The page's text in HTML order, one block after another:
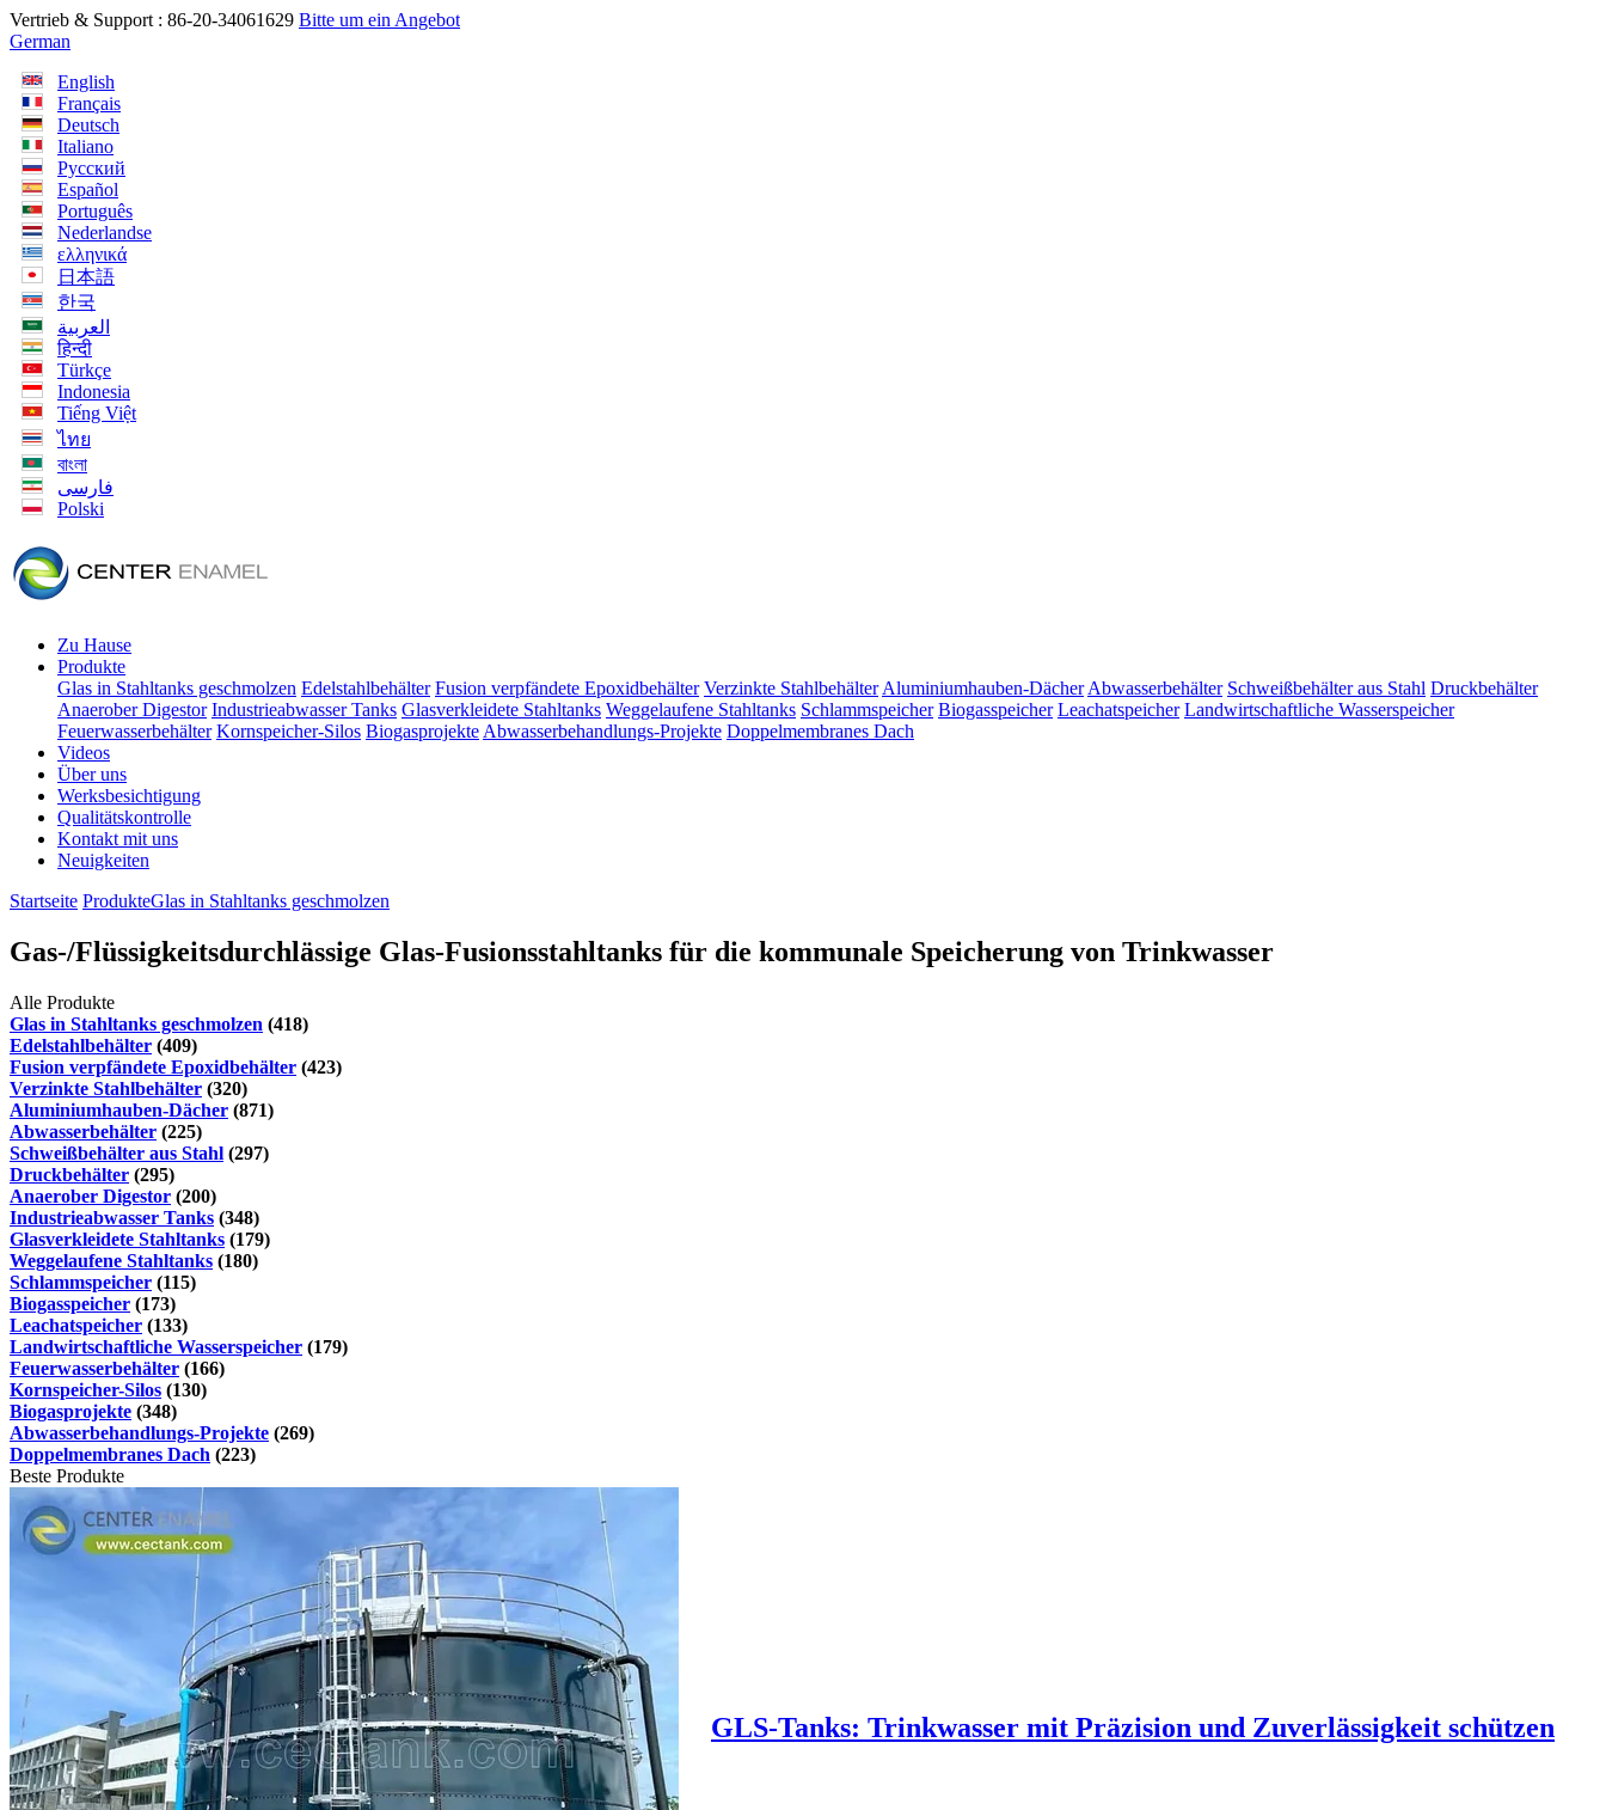
Vertrieb & Support : 86-20-34061629 Bitte um ein Angebot
German
English
Français
Deutsch
Italiano
Русский
Español
Português
Nederlandse
ελληνικά
日本語
한국
العربية
हिन्दी
Türkçe
Indonesia
Tiếng Việt
ไทย
বাংলা
فارسی
Polski
Zu Hause
Produkte
Glas in Stahltanks geschmolzen Edelstahlbehälter Fusion verpfändete Epoxidbehälter Verzinkte Stahlbehälter Aluminiumhauben-Dächer Abwasserbehälter Schweißbehälter aus Stahl Druckbehälter
Anaerober Digestor Industrieabwasser Tanks Glasverkleidete Stahltanks Weggelaufene Stahltanks Schlammspeicher Biogasspeicher Leachatspeicher Landwirtschaftliche Wasserspeicher
Feuerwasserbehälter Kornspeicher-Silos Biogasprojekte Abwasserbehandlungs-Projekte Doppelmembranes Dach
Videos
Über uns
Werksbesichtigung
Qualitätskontrolle
Kontakt mit uns
Neuigkeiten
Startseite ProdukteGlas in Stahltanks geschmolzen
Gas-/Flüssigkeitsdurchlässige Glas-Fusionsstahltanks für die kommunale Speicherung von Trinkwasser
Alle Produkte
Glas in Stahltanks geschmolzen (418)
Edelstahlbehälter (409)
Fusion verpfändete Epoxidbehälter (423)
Verzinkte Stahlbehälter (320)
Aluminiumhauben-Dächer (871)
Abwasserbehälter (225)
Schweißbehälter aus Stahl (297)
Druckbehälter (295)
Anaerober Digestor (200)
Industrieabwasser Tanks (348)
Glasverkleidete Stahltanks (179)
Weggelaufene Stahltanks (180)
Schlammspeicher (115)
Biogasspeicher (173)
Leachatspeicher (133)
Landwirtschaftliche Wasserspeicher (179)
Feuerwasserbehälter (166)
Kornspeicher-Silos (130)
Biogasprojekte (348)
Abwasserbehandlungs-Projekte (269)
Doppelmembranes Dach (223)
Beste Produkte
GLS-Tanks: Trinkwasser mit Präzision und Zuverlässigkeit schützen